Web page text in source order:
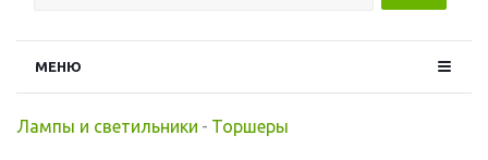
МЕНЮ
Лампы и светильники - Торшеры